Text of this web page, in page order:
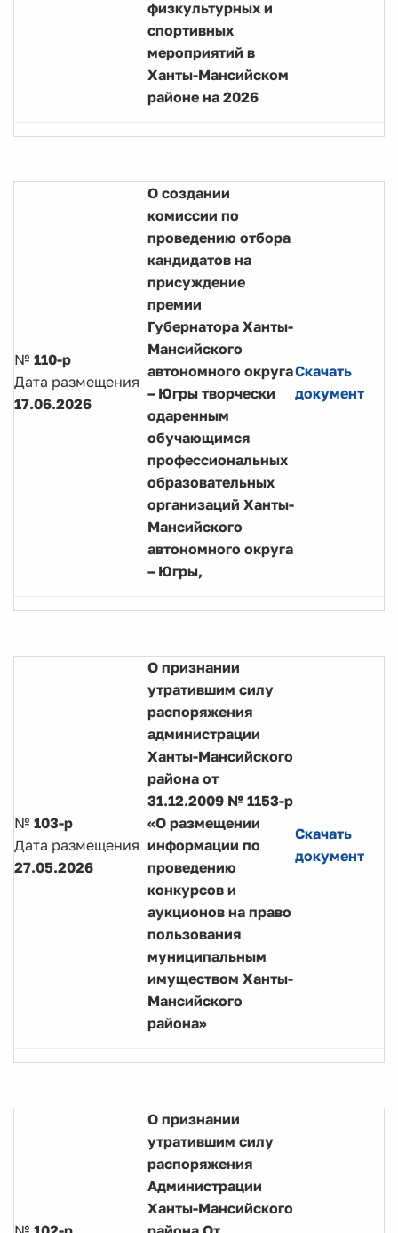
физкультурных и
спортивных
мероприятий в
Ханты-Мансийском
районе на 2026
№ 110-р
Дата размещения
17.06.2026
О создании
комиссии по
проведению отбора
кандидатов на
присуждение
премии
Губернатора Ханты-
Мансийского
автономного округа
– Югры творчески
одаренным
обучающимся
профессиональных
образовательных
организаций Ханты-
Мансийского
автономного округа
– Югры,
Скачать
документ
№ 103-р
Дата размещения
27.05.2026
О признании
утратившим силу
распоряжения
администрации
Ханты-Мансийского
района от
31.12.2009 № 1153-р
«О размещении
информации по
проведению
конкурсов и
аукционов на право
пользования
муниципальным
имуществом Ханты-
Мансийского
района»
Скачать
документ
О признании
утратившим силу
распоряжения
Администрации
Ханты-Мансийского